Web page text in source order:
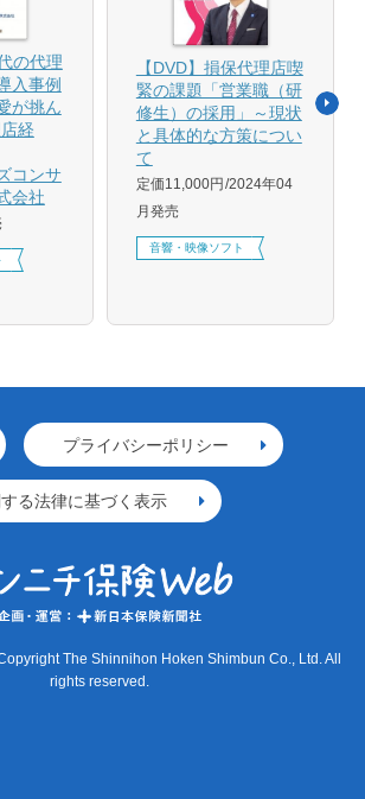
の代理
入事例
が挑ん
経
コンサ
会社
【DVD】損保代理店喫
緊の課題「営業職（研
修生）の採用」～現状
と具体的な方策につい
て
定価11,000円 2024年04
月発売
音響・映像ソフト
プライバシーポリシー
る法律に基づく表示
The Shinnihon Hoken Shimbun Co., Ltd. All
rights reserved.